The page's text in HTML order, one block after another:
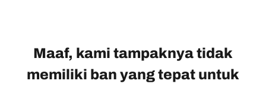
Maaf, kami tampaknya tidak
memiliki ban yang tepat untuk